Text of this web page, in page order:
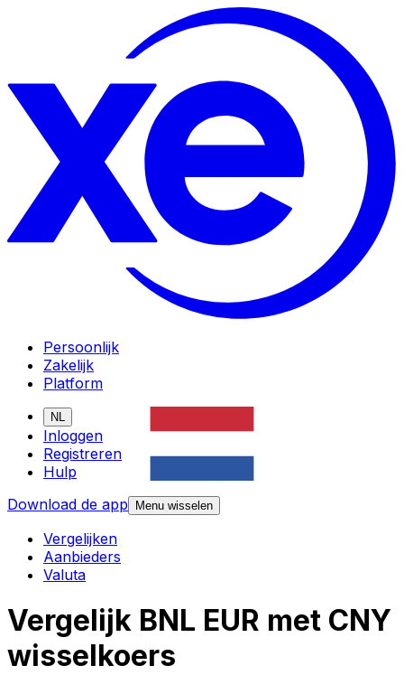
Persoonlijk
Zakelijk
Platform
NL
Inloggen
Registreren
Hulp
Download de app
Menu wisselen
Vergelijken
Aanbieders
Valuta
Vergelijk BNL EUR met CNY
wisselkoers